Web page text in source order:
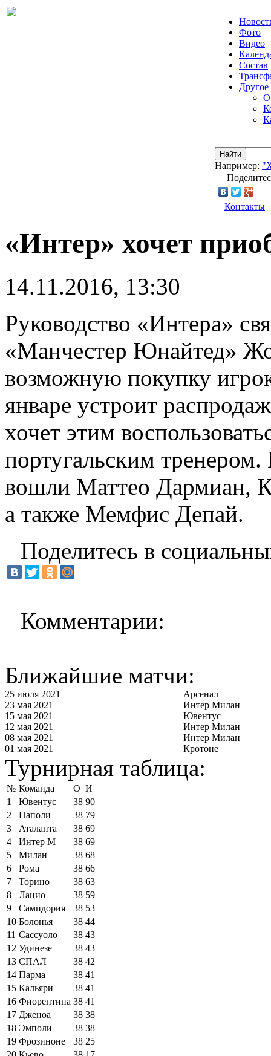
Фото
Видео
Состав
Другое
О
Найти
Например:
Контакты
«Интер» хочет
14.11.2016, 13:30
Руководство «Интера»
«Манчестер Юнайтед»
возможную покупку
январе устроит
хочет этим
португальским
вошли Маттео Дармиан,
а также Мемфис Депай.
Поделитесь в
Комментарии:
Ближайшие матчи:
25 июля 2021
Арсенал
23 мая 2021
Интер Милан
15 мая 2021
Ювентус
12 мая 2021
Интер Милан
08 мая 2021
Интер Милан
01 мая 2021
Кротоне
Турнирная таблица:
№ Команда О И
1
Ювентус 38 90
2
Наполи 38 79
3
Аталанта 38 69
4
Интер М 38 69
5
Милан 38 68
6
Рома 38 66
7
Торино 38 63
8
Лацио 38 59
9
Сампдория 38 53
10 Болонья 38 44
11 Сассуоло 38 43
12 Удинезе 38 43
13 СПАЛ 38 42
14 Парма 38 41
15 Кальяри 38 41
16 Фиорентина 38 41
17 Дженоа 38 38
18 Эмполи 38 38
19 Фрозиноне 38 25